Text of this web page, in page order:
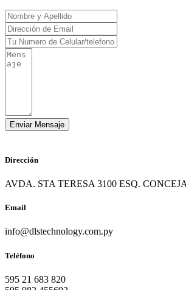
Dirección
AVDA. STA TERESA 3100 ESQ.
Email
info@dlstechnology.com.py
Teléfono
595 21 683 820